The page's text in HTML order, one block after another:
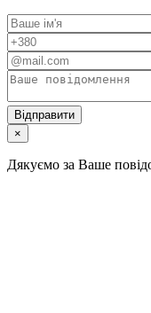
×
Дякуємо за Ваше